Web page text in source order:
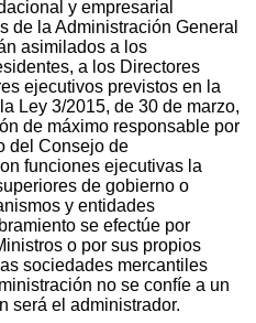
y empresarial
de la Administración General
asimilados a los
a los Directores
ejecutivos previstos en la
Ley 3/2015, de 30 de marzo,
de máximo responsable por
del Consejo de
funciones ejecutivas la
de gobierno o
y entidades
se efectúe por
o por sus propios
sociedades mercantiles
no se confíe a un
será el administrador.